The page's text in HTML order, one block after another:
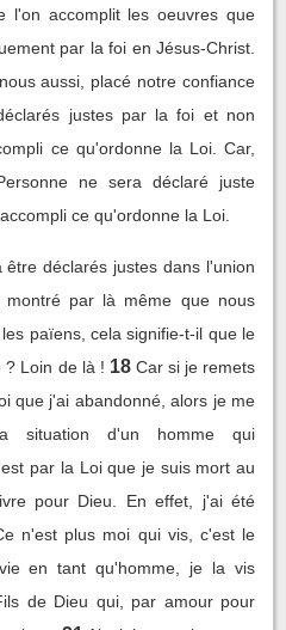
l'on accomplit les oeuvres que
par la foi en Jésus-Christ.
aussi, placé notre confiance
justes par la foi et non
ce qu'ordonne la Loi. Car,
ne sera déclaré juste
ce qu'ordonne la Loi.
déclarés justes dans l'union
par là même que nous
païens, cela signifie-t-il que le
? Loin de là ! 18 Car si je remets
que j'ai abandonné, alors je me
situation d'un homme qui
par la Loi que je suis mort au
pour Dieu. En effet, j'ai été
n'est plus moi qui vis, c'est le
en tant qu'homme, je la vis
de Dieu qui, par amour pour